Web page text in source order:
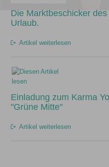
Die Marktbeschicker
Urlaub.
Artikel weiterlesen
Einladung zum Karma
"Grüne Mitte"
Artikel weiterlesen